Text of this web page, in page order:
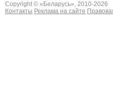
Copyright © « Беларусь», 2010-2026
Контакты Реклама на сайте